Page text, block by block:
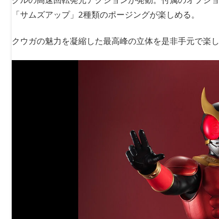
「サムズアップ」2種類のポージングが楽しめる。
クウガの魅力を凝縮した最高峰の立体を是非手元で楽